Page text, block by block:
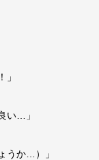
い…」
うか…）」